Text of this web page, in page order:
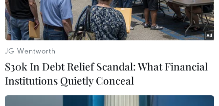
JG Wentworth
$30k In Debt Relief Scandal: What Financial
Institutions Quietly Conceal